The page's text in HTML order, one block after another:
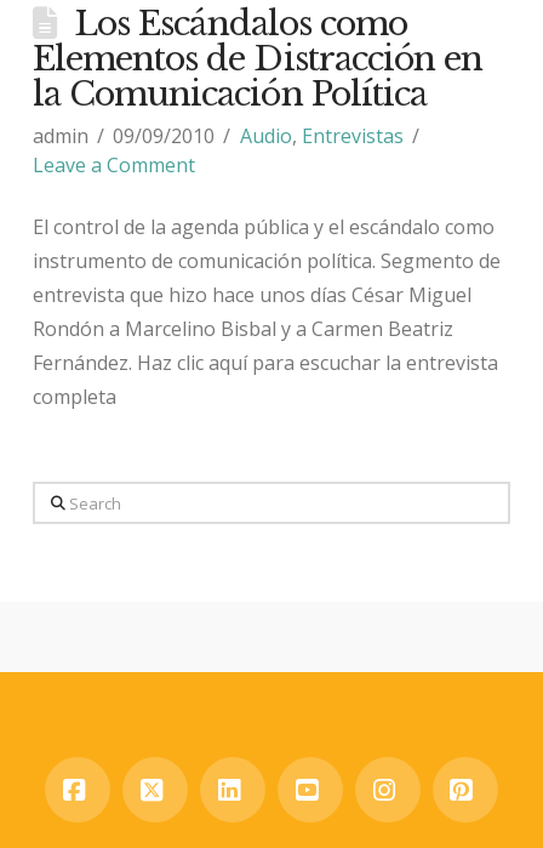
Los Escándalos como
Elementos de Distracción en
la Comunicación Política
admin 09/09/2010 Audio, Entrevistas
Leave a Comment
El control de la agenda pública y el escándalo como
instrumento de comunicación política. Segmento de
entrevista que hizo hace unos días César Miguel
Rondón a Marcelino Bisbal y a Carmen Beatriz
Fernández. Haz clic aquí para escuchar la entrevista
completa
Search